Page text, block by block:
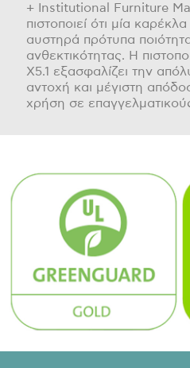
+ Institutional Furniture
πιστοποιεί ότι μία
αυστηρά πρότυπα
ανθεκτικότητας. Η
X5.1 εξασφαλίζει την
αντοχή και μέγιστη
χρήση σε